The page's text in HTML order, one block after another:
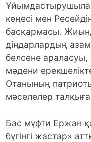
кеңесі мен
басқармасы.
діндарлардың
белсене араласуы,
мәдени
Отанының
мәселелер талқыға
Бас мүфти Ержан
бүгінгі жастар»